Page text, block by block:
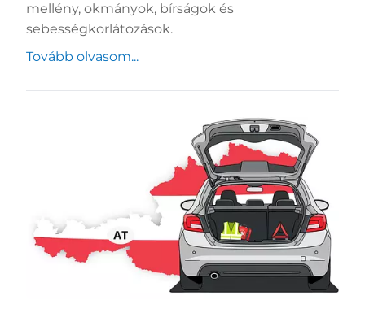
mellény, okmányok, bírságok és
sebességkorlátozások.
Tovább olvasom...